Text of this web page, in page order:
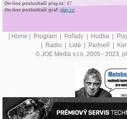
On-line posluchači play.cz: 87
On-line posluchači graf: play.cz
| Home | Program | Pořady | Hudba |
| Radio | Lidé | Partneři |
© JOE Media s.r.o. 2005 - 2023,